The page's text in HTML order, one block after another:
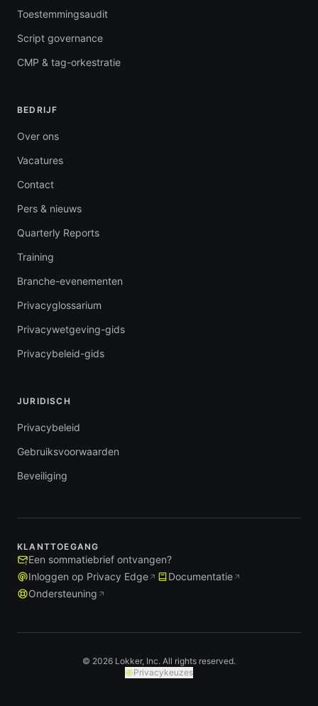
Toestemmingsaudit
Script governance
CMP & tag-orkestratie
BEDRIJF
Over ons
Vacatures
Contact
Pers & nieuws
Quarterly Reports
Training
Branche-evenementen
Privacyglossarium
Privacywetgeving-gids
Privacybeleid-gids
JURIDISCH
Privacybeleid
Gebruiksvoorwaarden
Beveiliging
KLANTTOEGANG
Een sommatiebrief ontvangen?
Inloggen op Privacy Edge
Documentatie
Ondersteuning
© 2026 Lokker, Inc. All rights reserved.
Privacykeuzes